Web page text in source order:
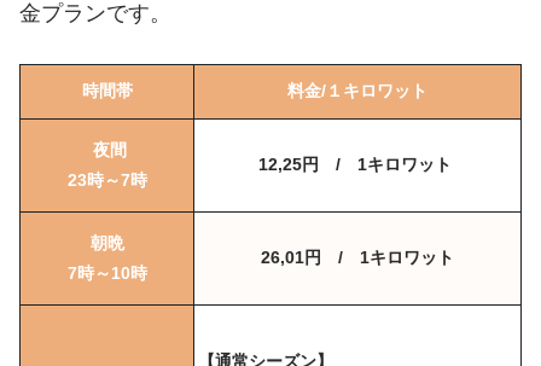
金プランです。
時間帯 料金/１キロワット
夜間
23時～7時
12,25円 / 1キロワット
朝晩
7時～10時
26,01円 / 1キロワット
【通常シーズン】